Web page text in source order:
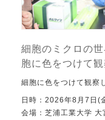
細胞のミクロの
胞に色をつけて
細胞に色をつけて観察
日時：2026年8月7日(
会場：芝浦工業大学 大